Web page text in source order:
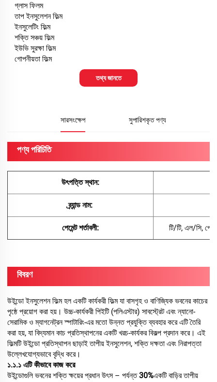
গ্লাস ফিলম
তাপ ইনসুলেশন ফিল্ম
ইনসুলেটিং ফিল্ম
শক্তি সঞ্চয় ফিল্ম
ইউভি সুরক্ষা ফিল্ম
গোপনীয়তা ফিল্ম
তথ্য জানতে
সারসংক্ষেপ সুপারিশকৃত পণ্য
পণ্য পরিচিতি
উৎপত্তি স্থান:
ব্র্যান্ড নাম:
পেমেন্ট শর্তাবলী: টি/টি, এল/সি,
বিবরণ
উইন্ডো ইনসুলেশন ফিল্ম হল একটি কার্যকরী ফিল্ম যা বাসগৃহ ও বাণিজ্যিক ভবনের কাচের
পৃষ্ঠে প্রয়োগ করা হয়। উচ্চ-কার্যকরী পিইটি (পলিএস্টার) সাবস্ট্রেট এবং ন্যানো-
সেরামিক ও ম্যাগনেট্রন স্পাটারিং-এর মতো উন্নত প্রযুক্তি ব্যবহার করে এটি তৈরি
করা হয়, যা বিদ্যমান কাচ প্রতিস্থাপনের একটি খরচ-কার্যকর বিকল্প প্রদান করে। এই
ফিল্মটি উইন্ডো প্রতিস্থাপন ছাড়াই তাপীয় ইনসুলেশন, শক্তি দক্ষতা এবং নিরাপত্তা
উল্লেখযোগ্যভাবে বৃদ্ধি করে।
১.১.১ এটি কীভাবে কাজ করে
উইন্ডোগুলি ভবনের শক্তি ক্ষয়ের প্রধান উৎস – পর্যন্ত30%একটি বাড়ির তাপীয়